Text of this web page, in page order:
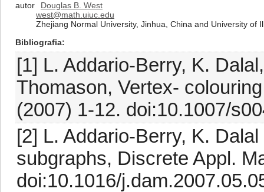
autor
Douglas B. West
west@math.uiuc.edu
Zhejiang Normal University, Jinhua, China and University of
Bibliografia
[1] L. Addario-Berry, K.
Thomason, Vertex-
(2007) 1-12. doi:10.1007/
[2] L. Addario-Berry, K.
subgraphs, Discrete Appl.
doi:10.1016/